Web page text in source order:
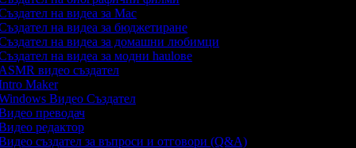
на видеа за Mac
на видеа за бюджетиране
на видеа за домашни любимци
на видеа за модни haulове
видео създател
Maker
Видео Създател
преводач
редактор
създател за въпроси и отговори (Q&A)